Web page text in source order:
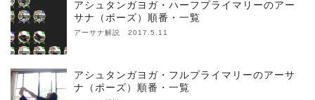
アシュタンガヨガ・ハーフプライマリーのアー
サナ（ポーズ）順番・一覧
アーサナ解説 2017.5.11
アシュタンガヨガ・フルプライマリーのアーサ
ナ（ポーズ）順番・一覧